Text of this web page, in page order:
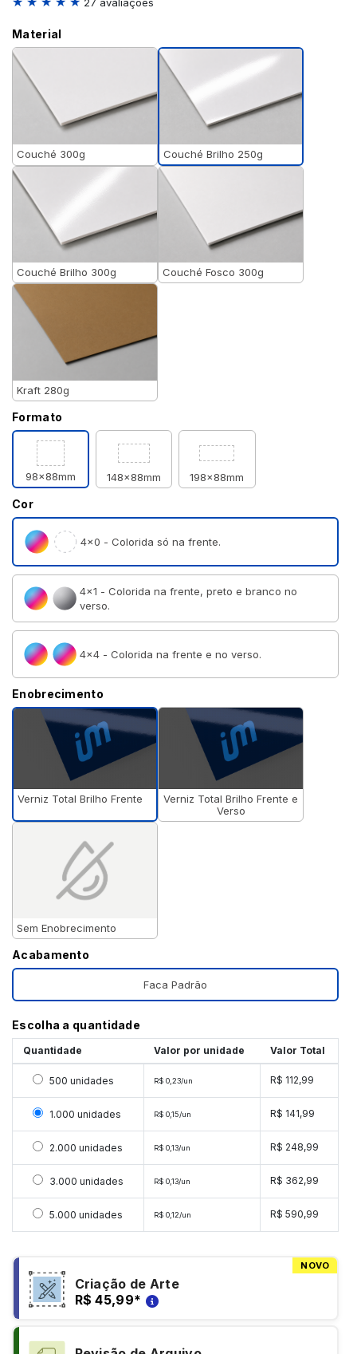
27 avaliações
Material
Couché 300g Couché Brilho 250g
Couché Brilho 300g Couché Fosco 300g
Kraft 280g
Formato
98x88mm 148x88mm 198x88mm
Cor
4×0 - Colorida só na frente.
4×1 - Colorida na frente, preto e branco no
verso.
4×4 - Colorida na frente e no verso.
Enobrecimento
Verniz Total Brilho Frente
Verniz Total Brilho Frente e
Verso
Sem Enobrecimento
Acabamento
Faca Padrão
Escolha a quantidade
Quantidade Valor por unidade Valor Total
Selecionar 500 unidades
500 unidades R$ 0,23/un R$ 112,99
Selecionar 1000 unidades
1.000 unidades R$ 0,15/un R$ 141,99
Selecionar 2000 unidades
2.000 unidades R$ 0,13/un R$ 248,99
Selecionar 3000 unidades
3.000 unidades R$ 0,13/un R$ 362,99
Selecionar 5000 unidades
5.000 unidades R$ 0,12/un R$ 590,99
NOVO
Criação de Arte
R$ 45,99*